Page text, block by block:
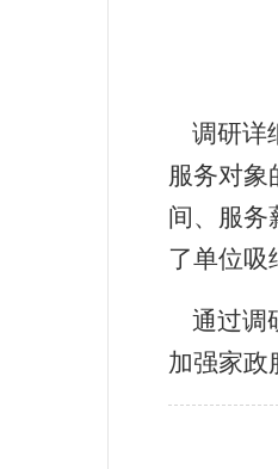
调研详
服务对象
间、服务
了单位吸
通过调
加强家政